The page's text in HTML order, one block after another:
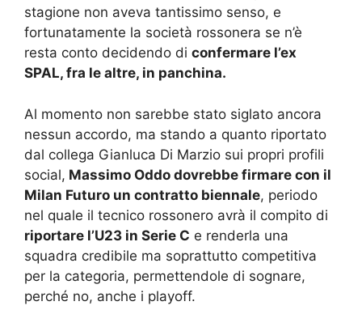
stagione non aveva tantissimo senso, e
fortunatamente la società rossonera se n’è
resta conto decidendo di confermare l’ex
SPAL, fra le altre, in panchina.
Al momento non sarebbe stato siglato ancora
nessun accordo, ma stando a quanto riportato
dal collega Gianluca Di Marzio sui propri profili
social, Massimo Oddo dovrebbe firmare con il
Milan Futuro un contratto biennale, periodo
nel quale il tecnico rossonero avrà il compito di
riportare l’U23 in Serie C e renderla una
squadra credibile ma soprattutto competitiva
per la categoria, permettendole di sognare,
perché no, anche i playoff.